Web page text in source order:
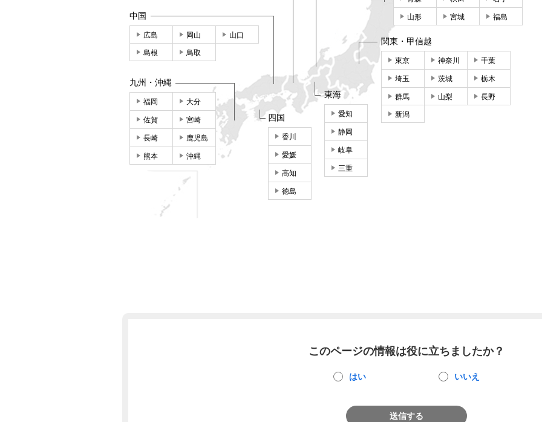
山形 宮城 福島
関東・甲信越
東京 神奈川 千葉
埼玉 茨城 栃木
群馬 山梨 長野
新潟
東海
愛知
静岡
岐阜
三重
中国
広島 岡山 山口
島根 鳥取
四国
香川
愛媛
高知
徳島
九州・沖縄
福岡 大分
佐賀 宮崎
長崎 鹿児島
熊本 沖縄
このページの情報は役に立ちましたか？
はい いいえ
送信する